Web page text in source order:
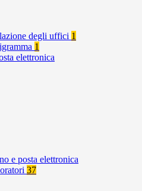
degli uffici 1
1
elettronica
e posta elettronica
37